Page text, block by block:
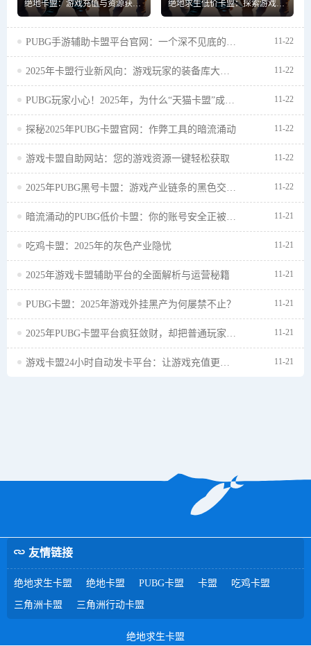
绝地卡盟：游戏充值与资源获取的新选择 绝地求生低价卡盟：探索游戏资源的性价比之选
PUBG手游辅助卡盟平台官网：一个深不见底的泥沼 11-22
2025年卡盟行业新风向：游戏玩家的装备库大揭秘 11-22
PUBG玩家小心！2025年，为什么“天猫卡盟”成了封号重灾区？ 11-22
探秘2025年PUBG卡盟官网：作弊工具的暗流涌动 11-22
游戏卡盟自助网站：您的游戏资源一键轻松获取 11-22
2025年PUBG黑号卡盟：游戏产业链条的黑色交易真相 11-22
暗流涌动的PUBG低价卡盟：你的账号安全正被百元差价无情吞噬！ 11-21
吃鸡卡盟：2025年的灰色产业隐忧 11-21
2025年游戏卡盟辅助平台的全面解析与运营秘籍 11-21
PUBG卡盟：2025年游戏外挂黑产为何屡禁不止？ 11-21
2025年PUBG卡盟平台疯狂敛财，却把普通玩家推向深渊？ 11-21
游戏卡盟24小时自动发卡平台：让游戏充值更便捷 11-21
友情链接
绝地求生卡盟 绝地卡盟 PUBG卡盟 卡盟 吃鸡卡盟
三角洲卡盟 三角洲行动卡盟
绝地求生卡盟